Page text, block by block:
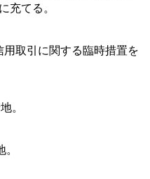
充てる。
取引に関する臨時措置を
。